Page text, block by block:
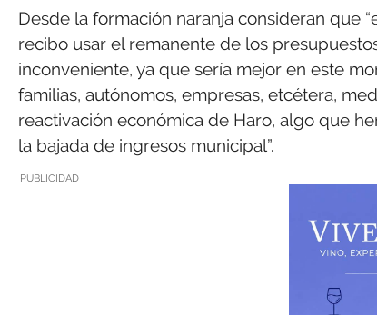
Desde la formación naranja consideran que
recibo usar el remanente de los
inconveniente, ya que sería mejor en este
familias, autónomos, empresas, etcétera,
reactivación económica de Haro, algo que
la bajada de ingresos municipal”.
PUBLICIDAD